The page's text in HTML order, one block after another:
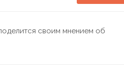
своим мнением об